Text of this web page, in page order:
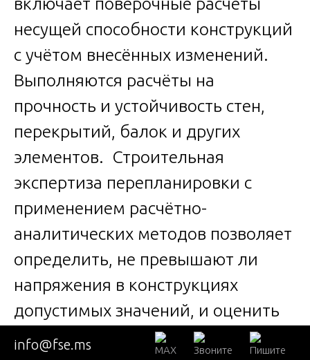
несущей способности конструкций
с учётом внесённых изменений.
Выполняются расчёты на
прочность и устойчивость стен,
перекрытий, балок и других
элементов. Строительная
экспертиза перепланировки с
применением расчётно-
аналитических методов позволяет
определить, не превышают ли
напряжения в конструкциях
допустимых значений, и оценить
необходимость усиления.
info@fse.ms